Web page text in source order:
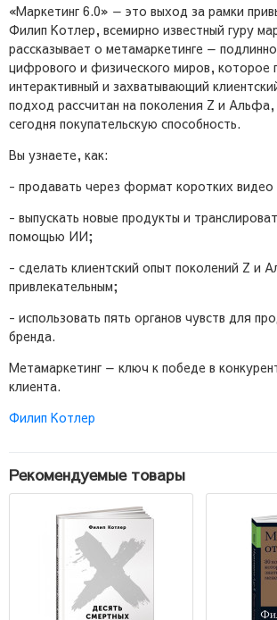
«Маркетинг 6.0» — это выход за рамки
Филип Котлер, всемирно известный гуру
рассказывает о метамаркетинге —
цифрового и физического миров, которое
интерактивный и захватывающий
подход рассчитан на поколения Z и
сегодня покупательскую способность.
Вы узнаете, как:
- продавать через формат коротких видео
- выпускать новые продукты и
помощью ИИ;
- сделать клиентский опыт поколений Z и
привлекательным;
- использовать пять органов чувств для
бренда.
Метамаркетинг — ключ к победе в
клиента.
Филип Котлер
Рекомендуемые товары